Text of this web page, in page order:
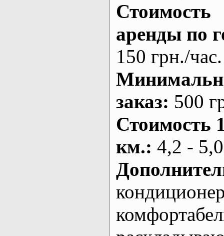
Стоимость
аренды по
150 грн./час.
заказ: 500
Стоимость
км.: 4,2 -